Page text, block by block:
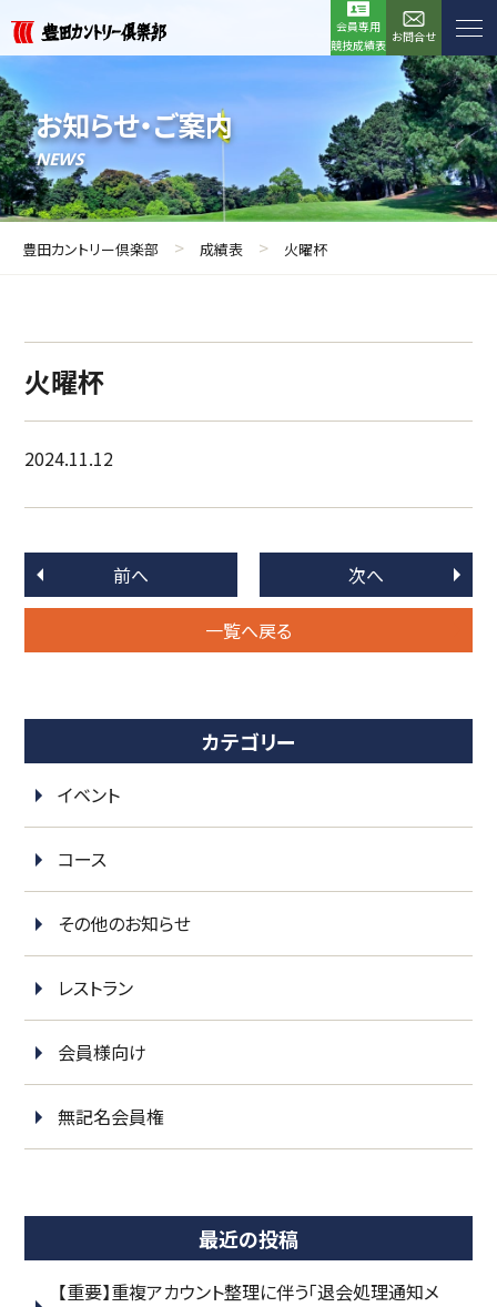
会員専用
競技成績表
お問合せ
お知らせ・ご案内
NEWS
豊田カントリー倶楽部 > 成績表 > 火曜杯
火曜杯
2024.11.12
前へ
一覧へ戻る
次へ
カテゴリー
イベント
コース
その他のお知らせ
レストラン
会員様向け
無記名会員権
最近の投稿
【重要】重複アカウント整理に伴う「退会処理通知メ